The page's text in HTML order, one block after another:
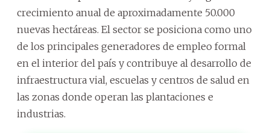
crecimiento anual de aproximadamente 50.000
nuevas hectáreas. El sector se posiciona como uno
de los principales generadores de empleo formal
en el interior del país y contribuye al desarrollo de
infraestructura vial, escuelas y centros de salud en
las zonas donde operan las plantaciones e
industrias.